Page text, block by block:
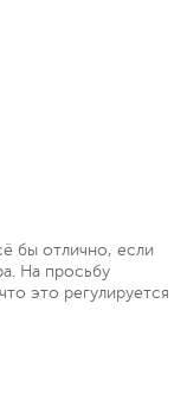
бы отлично, если
На просьбу
это регулируется